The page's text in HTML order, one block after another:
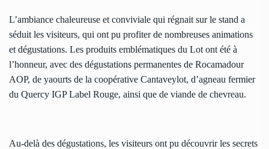
L’ambiance chaleureuse et conviviale qui régnait sur le stand a
séduit les visiteurs, qui ont pu profiter de nombreuses animations
et dégustations. Les produits emblématiques du Lot ont été à
l’honneur, avec des dégustations permanentes de Rocamadour
AOP, de yaourts de la coopérative Cantaveylot, d’agneau fermier
du Quercy IGP Label Rouge, ainsi que de viande de chevreau.
Au-delà des dégustations, les visiteurs ont pu découvrir les secrets